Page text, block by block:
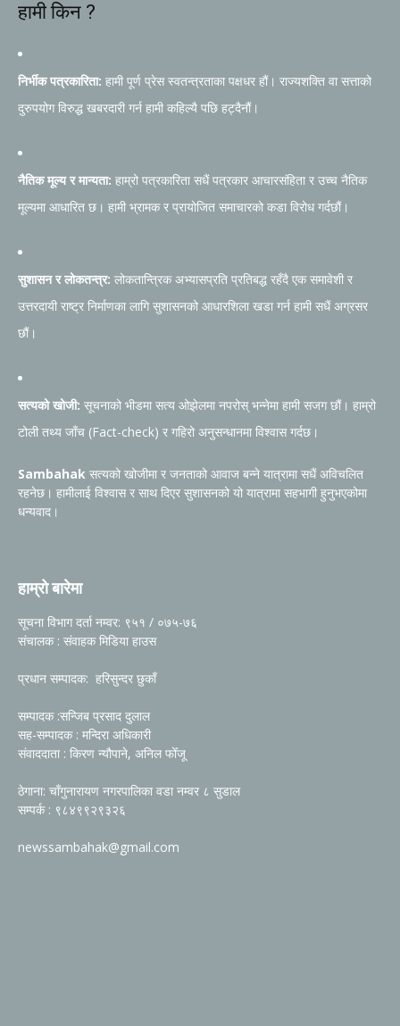
हामी किन ?
निर्भीक पत्रकारिता: हामी पूर्ण प्रेस स्वतन्त्रताका पक्षधर हौं। राज्यशक्ति वा सत्ताको
दुरुपयोग विरुद्ध खबरदारी गर्न हामी कहिल्यै पछि हट्दैनौं।
नैतिक मूल्य र मान्यता: हाम्रो पत्रकारिता सधैं पत्रकार आचारसंहिता र उच्च नैतिक
मूल्यमा आधारित छ। हामी भ्रामक र प्रायोजित समाचारको कडा विरोध गर्दछौं।
सुशासन र लोकतन्त्र: लोकतान्त्रिक अभ्यासप्रति प्रतिबद्ध रहँदै एक समावेशी र
उत्तरदायी राष्ट्र निर्माणका लागि सुशासनको आधारशिला खडा गर्न हामी सधैं अग्रसर
छौं।
सत्यको खोजी: सूचनाको भीडमा सत्य ओझेलमा नपरोस् भन्नेमा हामी सजग छौं। हाम्रो
टोली तथ्य जाँच (Fact-check) र गहिरो अनुसन्धानमा विश्वास गर्दछ।
Sambahak सत्यको खोजीमा र जनताको आवाज बन्ने यात्रामा सधैं अविचलित
रहनेछ। हामीलाई विश्वास र साथ दिएर सुशासनको यो यात्रामा सहभागी हुनुभएकोमा
धन्यवाद।
हाम्रो बारेमा
सूचना विभाग दर्ता नम्वर: ९५१ / ०७५-७६
संचालक : संवाहक मिडिया हाउस
प्रधान सम्पादक: हरिसुन्दर छुकाँ
सम्पादक :सन्जिब प्रसाद दुलाल
सह-सम्पादक : मन्दिरा अधिकारी
संवाददाता : किरण न्यौपाने, अनिल फोँजू
ठेगाना: चाँगुनारायण नगरपालिका वडा नम्वर ८ सुडाल
सम्पर्क : ९८४९९२९३२६
newssambahak@gmail.com